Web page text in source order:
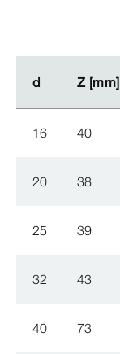
d Z [mm]
d Z [mm]
16 40
20 38
25 39
32 43
40 73